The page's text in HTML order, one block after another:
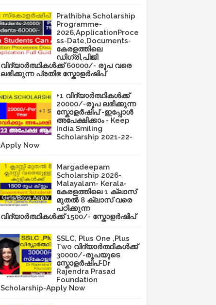
Prathibha Scholarship
Programme-
2026,ApplicationProce
ss-Date,Documents-
കേരളത്തിലെ
ഡിഗ്രി,പിജി
വിദ്യാർത്ഥികൾക്ക് 60000/- രൂപ വരെ
ലഭിക്കുന്ന പ്രതിഭ സ്കോളർഷിപ്
+1 വിദ്യാർത്ഥികൾക്ക്
20000/-രൂപ ലഭിക്കുന്ന
സ്കോളർഷിപ് -ഇപ്പോൾ
അപേക്ഷിക്കാം - Keep
India Smiling
Scholarship 2021-22-
Apply Now
Margadeepam
Scholarship 2026-
Malayalam- Kerala-
കേരളത്തിലെ 1 ക്ലാസ്
മുതൽ 8 ക്ലാസ് വരെ
പഠിക്കുന്ന
വിദ്യാർത്ഥികൾക്ക് 1500/- സ്കോളർഷിപ്
SSLC, Plus One ,Plus
Two വിദ്യാർത്ഥികൾക്ക്
30000/-രൂപയുടെ
സ്കോളർഷിപ്-Dr
Rajendra Prasad
Foundation
Scholarship-Apply Now